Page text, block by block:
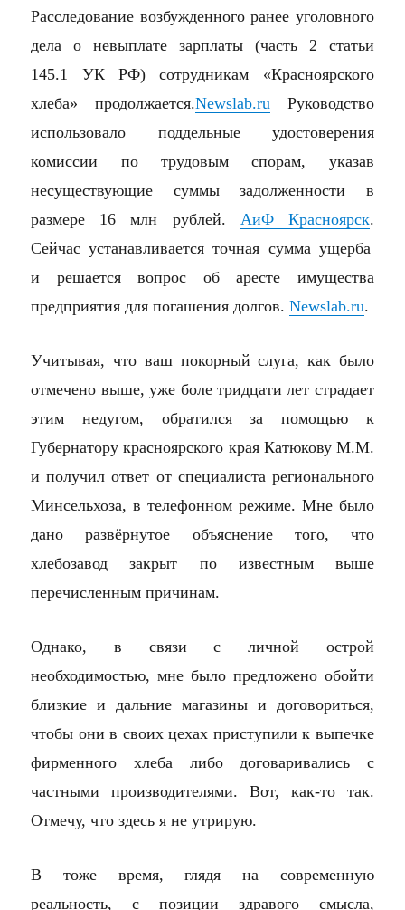
Расследование возбужденного ранее уголовного
дела о невыплате зарплаты (часть 2 статьи
145.1 УК РФ) сотрудникам «Красноярского
хлеба» продолжается.Newslab.ru Руководство
использовало поддельные удостоверения
комиссии по трудовым спорам, указав
несуществующие суммы задолженности в
размере 16 млн рублей. АиФ Красноярск.
Сейчас устанавливается точная сумма ущерба
и решается вопрос об аресте имущества
предприятия для погашения долгов.Newslab.ru.
Учитывая, что ваш покорный слуга, как было
отмечено выше, уже боле тридцати лет страдает
этим недугом, обратился за помощью к
Губернатору красноярского края Катюкову М.М.
и получил ответ от специалиста регионального
Минсельхоза, в телефонном режиме. Мне было
дано развёрнутое объяснение того, что
хлебозавод закрыт по известным выше
перечисленным причинам.
Однако, в связи с личной острой
необходимостью, мне было предложено обойти
близкие и дальние магазины и договориться,
чтобы они в своих цехах приступили к выпечке
фирменного хлеба либо договаривались с
частными производителями. Вот, как-то так.
Отмечу, что здесь я не утрирую.
В тоже время, глядя на современную
реальность, с позиции здравого смысла,